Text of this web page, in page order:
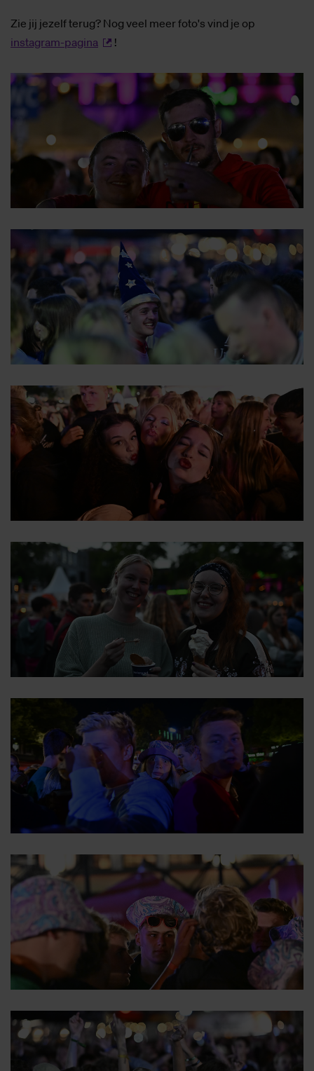
Zie jij jezelf terug? Nog veel meer foto's vind je op
instagram-pagina
!